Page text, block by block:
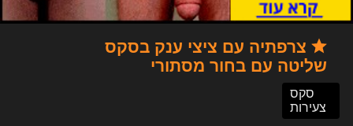
צרפתיה עם ציצי ענק בסקס
שליטה עם בחור מסתורי
סקס
צעירות